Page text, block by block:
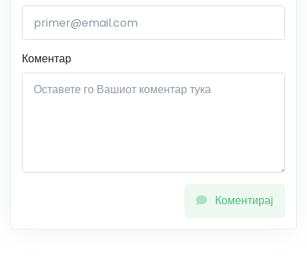
Коментар
Коментирај